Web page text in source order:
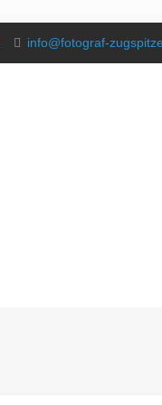
info@fotograf-